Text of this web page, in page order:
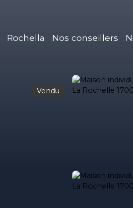
Rochella Nos conseillers
Vendu